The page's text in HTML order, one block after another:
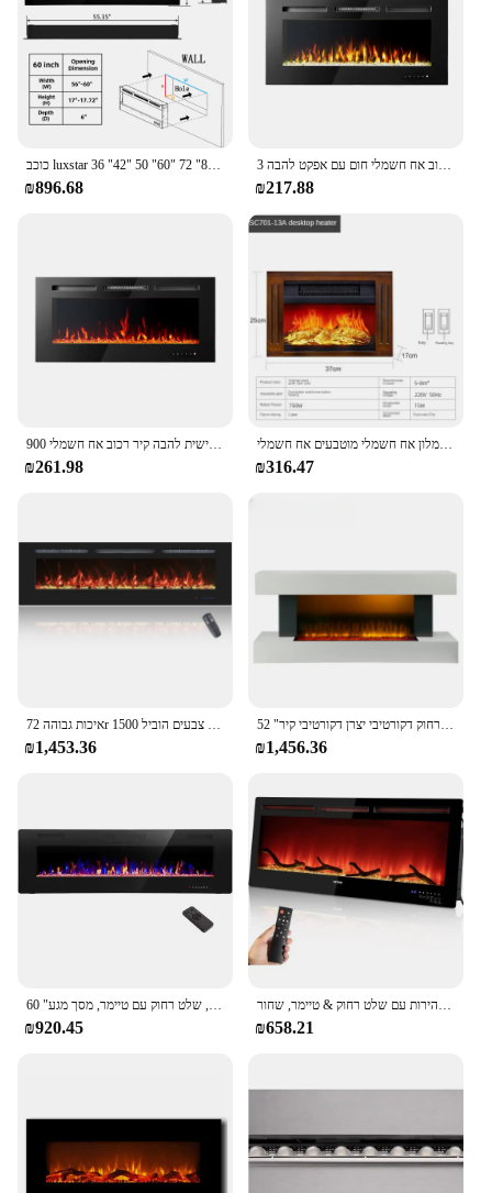
environment.
₪896.68
מוצר חדש רכוב אח חשמלי חום עם אפקט להבה 3D
₪217.88
תפאורה אישית להבה קיר רכוב אח חשמלי 900w/1800w
₪261.98
להבה מדומה דקורטיבית מדמה סלון חימום מלון אח חשמלי מוטבעים אח חשמלי
₪316.47
איכות גבוהה 72r באיכות גבוהה בתקשורת אח חשמל חימום 13 צבעים הוביל 1500w reped ו קיר רכוב בסגנון מודרני
₪1,453.36
52 "להבה מודרנית שליטה מרחוק דקורטיבי יצרן דקורטיבי קיר
₪1,456.36
60 "שקוע וקיר רכוב אח חשמלי, רעש נמוך, שלט רחוק עם טיימר, מסך מגע
₪920.45
קמין חשמלי, 50-אינץ 'שקוע וקיר רכוב, צבע להבה מתכוונן ומהירות עם שלט רחוק & טיימר, שחור
₪658.21